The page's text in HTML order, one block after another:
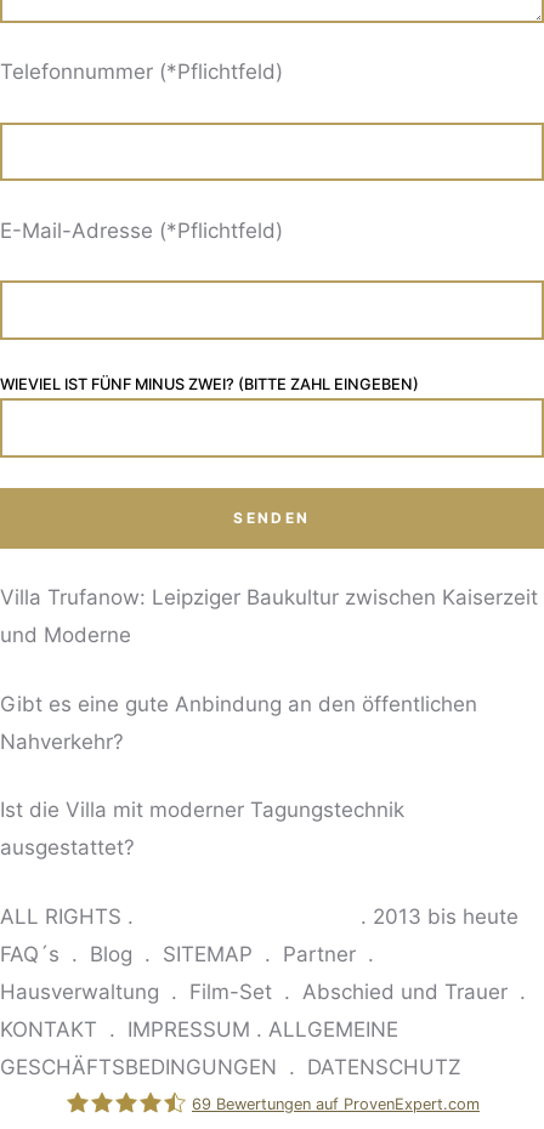
Telefonnummer (*Pflichtfeld)
E-Mail-Adresse (*Pflichtfeld)
WIEVIEL IST FÜNF MINUS ZWEI? (BITTE ZAHL EINGEBEN)
Villa Trufanow: Leipziger Baukultur zwischen Kaiserzeit
und Moderne
Gibt es eine gute Anbindung an den öffentlichen
Nahverkehr?
Ist die Villa mit moderner Tagungstechnik
ausgestattet?
ALL RIGHTS .
. 2013 bis heute
FAQ´s . Blog . SITEMAP . Partner .
Hausverwaltung . Film-Set . Abschied und Trauer .
KONTAKT . IMPRESSUM . ALLGEMEINE
GESCHÄFTSBEDINGUNGEN . DATENSCHUTZ
69 Bewertungen auf ProvenExpert.com